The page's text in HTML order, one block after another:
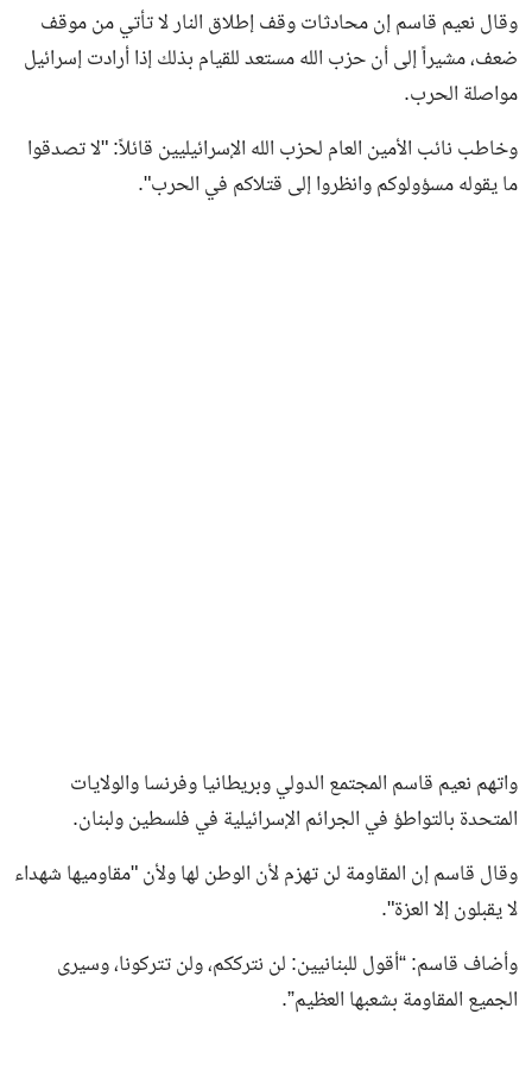
وقال نعيم قاسم إن محادثات وقف إطلاق النار لا تأتي من موقف
ضعف، مشيراً إلى أن حزب الله مستعد للقيام بذلك إذا أرادت إسرائيل
مواصلة الحرب.
وخاطب نائب الأمين العام لحزب الله الإسرائيليين قائلاً: "لا تصدقوا
ما يقوله مسؤولوكم وانظروا إلى قتلاكم في الحرب".
واتهم نعيم قاسم المجتمع الدولي وبريطانيا وفرنسا والولايات
المتحدة بالتواطؤ في الجرائم الإسرائيلية في فلسطين ولبنان.
وقال قاسم إن المقاومة لن تهزم لأن الوطن لها ولأن "مقاوميها شهداء
لا يقبلون إلا العزة".
وأضاف قاسم: “أقول للبنانيين: لن نترككم، ولن تتركونا، وسيرى
الجميع المقاومة بشعبها العظيم”.